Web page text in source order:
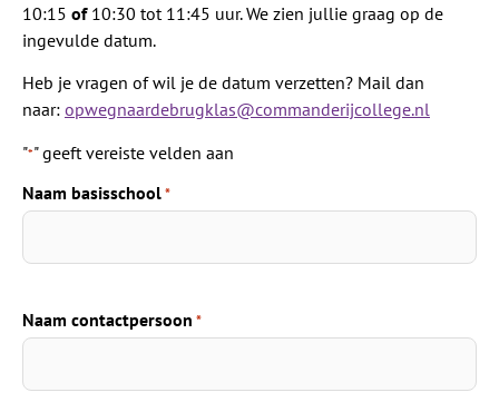
10:15 of10:30 tot 11:45 uur. We zien jullie graag op de
ingevulde datum.
Heb je vragen of wil je de datum verzetten? Mail dan
naar: opwegnaardebrugklas@commanderijcollege.nl
"*" geeft vereiste velden aan
Naam basisschool*
Naam contactpersoon *